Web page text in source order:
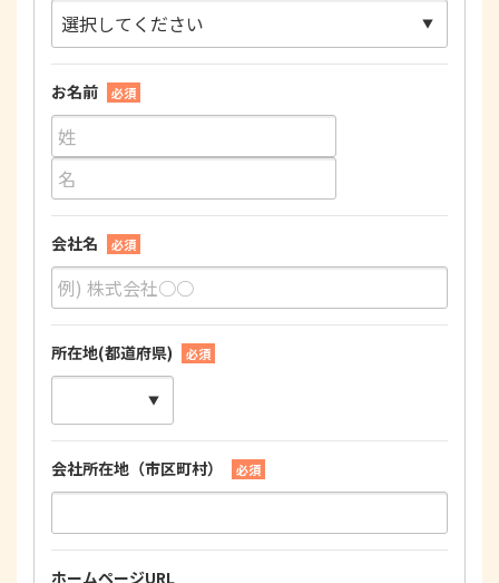
お名前 必須
会社名 必須
所在地(都道府県) 必須
会社所在地（市区町村） 必須
ホームページURL